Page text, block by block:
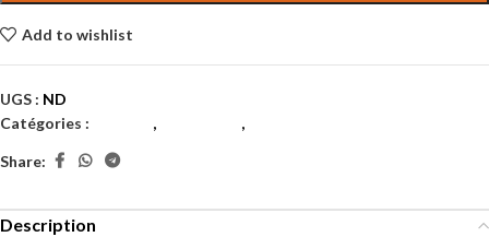
Add to wishlist
UGS : ND
Catégories :
, ,
Share:
Description